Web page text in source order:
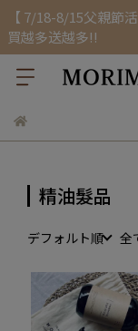
【 7/18-8/15父親節
買越多送越多!!
精油髮品
デフォルト順 全